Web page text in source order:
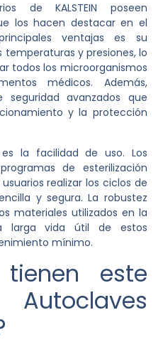
de KALSTEIN poseen
los hacen destacar en el
ventajas es su
y presiones, lo
todos los microorganismos
médicos. Además,
avanzados que
y la protección
la facilidad de uso. Los
de esterilización
realizar los ciclos de
y segura. La robustez
materiales utilizados en la
larga vida útil de estos
mínimo.
este